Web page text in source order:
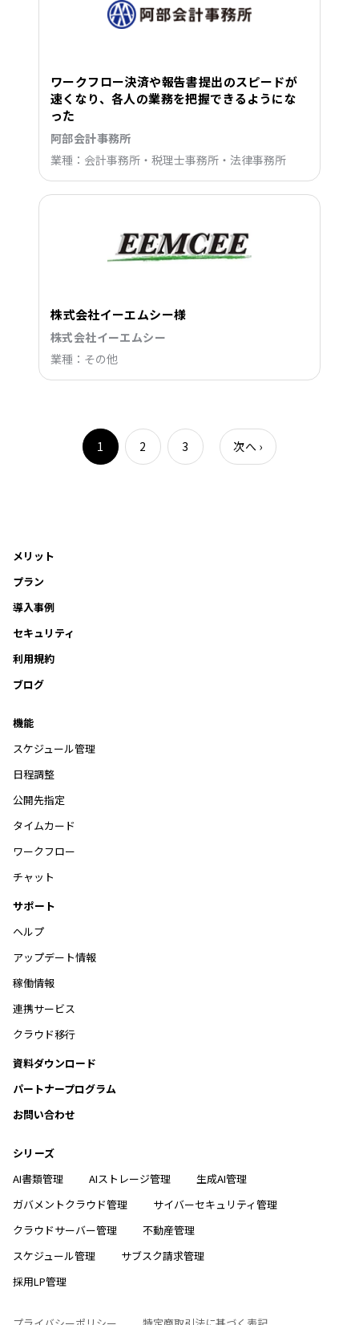
ワークフロー決済や報告書提出のスピードが
速くなり、各人の業務を把握できるようにな
った
阿部会計事務所
業種：会計事務所・税理士事務所・法律事務所
株式会社イーエムシー様
株式会社イーエムシー
業種：その他
1 2 3 次へ ›
メリット
プラン
導入事例
セキュリティ
利用規約
ブログ
機能
スケジュール管理
日程調整
公開先指定
タイムカード
ワークフロー
チャット
サポート
ヘルプ
アップデート情報
稼働情報
連携サービス
クラウド移行
資料ダウンロード
パートナープログラム
お問い合わせ
シリーズ
AI書類管理
AIストレージ管理
生成AI管理
ガバメントクラウド管理
サイバーセキュリティ管理
クラウドサーバー管理
不動産管理
スケジュール管理
サブスク請求管理
採用LP管理